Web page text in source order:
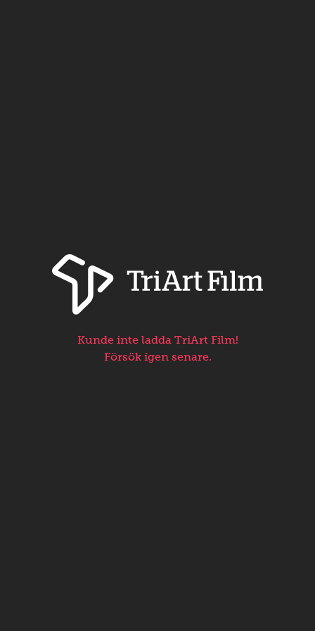
Kunde inte ladda TriArt Film!
Försök igen senare.